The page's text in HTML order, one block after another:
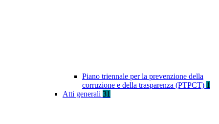
Piano triennale per la prevenzione della
corruzione e della trasparenza (PTPCT) 1
Atti generali 31